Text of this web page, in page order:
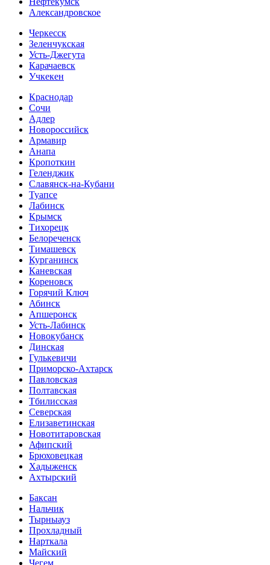
Александровское
Черкесск
Зеленчукская
Усть-Джегута
Карачаевск
Учкекен
Краснодар
Сочи
Адлер
Новороссийск
Армавир
Анапа
Кропоткин
Геленджик
Славянск-на-Кубани
Туапсе
Лабинск
Крымск
Тихорецк
Белореченск
Тимашевск
Курганинск
Каневская
Кореновск
Горячий Ключ
Абинск
Апшеронск
Усть-Лабинск
Новокубанск
Динская
Гулькевичи
Приморско-Ахтарск
Павловская
Полтавская
Тбилисская
Северская
Елизаветинская
Новотитаровская
Афипский
Брюховецкая
Хадыженск
Ахтырский
Баксан
Нальчик
Тырныауз
Прохладный
Нарткала
Майский
Чегем